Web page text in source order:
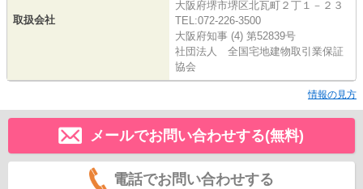
取扱会社
大阪府堺市堺区北瓦町２丁１－２３
TEL:072-226-3500
大阪府知事 (4) 第52839号
社団法人 全国宅地建物取引業保証
協会
情報の見方
メールでお問い合わせする(無料)
電話でお問い合わせする